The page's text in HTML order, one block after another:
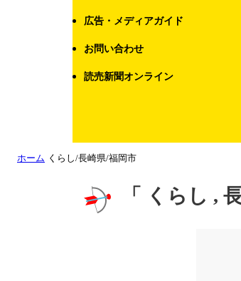
広告・メディアガイド
お問い合わせ
読売新聞オンライン
ホーム くらし/長崎県/福岡市
「 くらし ,